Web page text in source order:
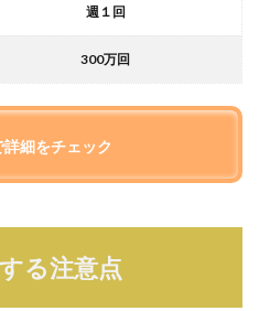
週１回
300万回
細をチェック
る注意点